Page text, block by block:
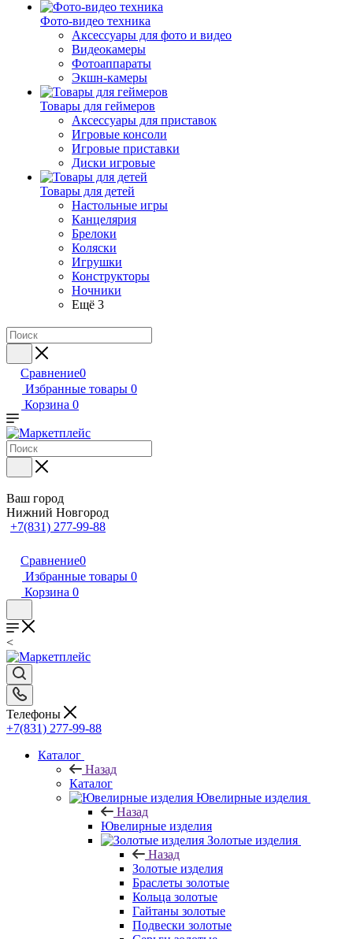
Фото-видео техника
Аксессуары для фото и видео
Видеокамеры
Фотоаппараты
Экшн-камеры
Товары для геймеров
Аксессуары для приставок
Игровые консоли
Игровые приставки
Диски игровые
Товары для детей
Настольные игры
Канцелярия
Брелоки
Коляски
Игрушки
Конструкторы
Ночники
Ещё 3
Сравнение0
Избранные товары 0
Корзина 0
Ваш город
Нижний Новгород
+7(831) 277-99-88
Сравнение0
Избранные товары 0
Корзина 0
<
Телефоны
+7(831) 277-99-88
Каталог
Назад
Каталог
Ювелирные изделия
Назад
Ювелирные изделия
Золотые изделия
Назад
Золотые изделия
Браслеты золотые
Кольца золотые
Гайтаны золотые
Подвески золотые